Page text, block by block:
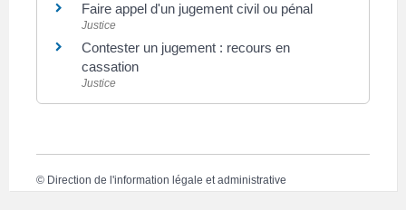
Faire appel d'un jugement civil ou pénal
Justice
Contester un jugement : recours en
cassation
Justice
© Direction de l'information légale et administrative